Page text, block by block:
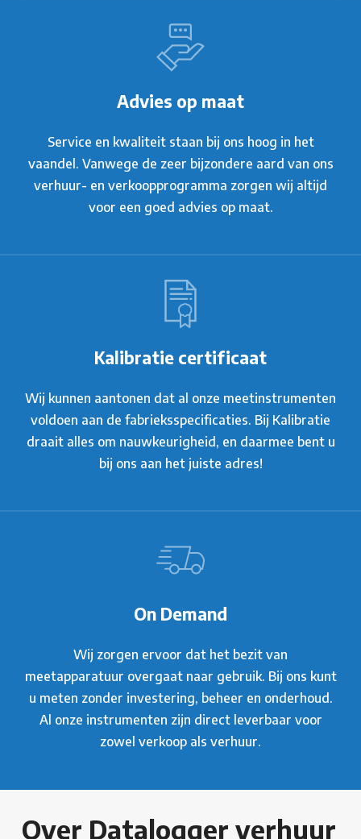
Advies op maat
Service en kwaliteit staan bij ons hoog in het
vaandel. Vanwege de zeer bijzondere aard van ons
verhuur- en verkoopprogramma zorgen wij altijd
voor een goed advies op maat.
Kalibratie certificaat
Wij kunnen aantonen dat al onze meetinstrumenten
voldoen aan de fabrieksspecificaties. Bij Kalibratie
draait alles om nauwkeurigheid, en daarmee bent u
bij ons aan het juiste adres!
On Demand
Wij zorgen ervoor dat het bezit van
meetapparatuur overgaat naar gebruik. Bij ons kunt
u meten zonder investering, beheer en onderhoud.
Al onze instrumenten zijn direct leverbaar voor
zowel verkoop als verhuur.
Over Datalogger verhuur